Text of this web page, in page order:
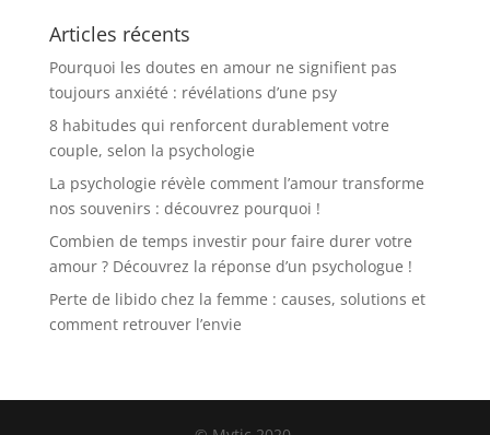
Articles récents
Pourquoi les doutes en amour ne signifient pas
toujours anxiété : révélations d’une psy
8 habitudes qui renforcent durablement votre
couple, selon la psychologie
La psychologie révèle comment l’amour transforme
nos souvenirs : découvrez pourquoi !
Combien de temps investir pour faire durer votre
amour ? Découvrez la réponse d’un psychologue !
Perte de libido chez la femme : causes, solutions et
comment retrouver l’envie